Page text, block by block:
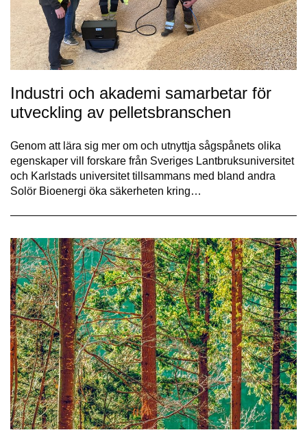
Industri och akademi samarbetar för
utveckling av pelletsbranschen
Genom att lära sig mer om och utnyttja sågspånets olika
egenskaper vill forskare från Sveriges Lantbruksuniversitet
och Karlstads universitet tillsammans med bland andra
Solör Bioenergi öka säkerheten kring…